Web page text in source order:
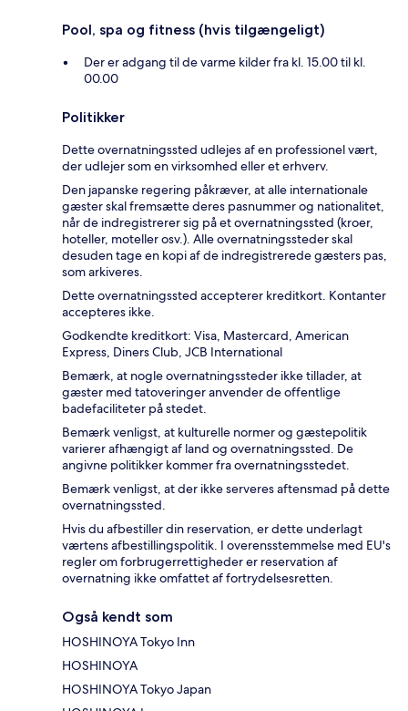
Pool, spa og fitness (hvis tilgængeligt)
Der er adgang til de varme kilder fra kl. 15.00 til kl.
00.00
Politikker
Dette overnatningssted udlejes af en professionel vært,
der udlejer som en virksomhed eller et erhverv.
Den japanske regering påkræver, at alle internationale
gæster skal fremsætte deres pasnummer og nationalitet,
når de indregistrerer sig på et overnatningssted (kroer,
hoteller, moteller osv.). Alle overnatningssteder skal
desuden tage en kopi af de indregistrerede gæsters pas,
som arkiveres.
Dette overnatningssted accepterer kreditkort. Kontanter
accepteres ikke.
Godkendte kreditkort: Visa, Mastercard, American
Express, Diners Club, JCB International
Bemærk, at nogle overnatningssteder ikke tillader, at
gæster med tatoveringer anvender de offentlige
badefaciliteter på stedet.
Bemærk venligst, at kulturelle normer og gæstepolitik
varierer afhængigt af land og overnatningssted. De
angivne politikker kommer fra overnatningsstedet.
Bemærk venligst, at der ikke serveres aftensmad på dette
overnatningssted.
Hvis du afbestiller din reservation, er dette underlagt
værtens afbestillingspolitik. I overensstemmelse med EU's
regler om forbrugerrettigheder er reservation af
overnatning ikke omfattet af fortrydelsesretten.
Også kendt som
HOSHINOYA Tokyo Inn
HOSHINOYA
HOSHINOYA Tokyo Japan